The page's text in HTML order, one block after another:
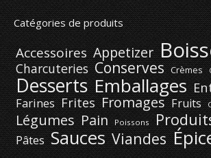
Catégories de produits
Accessoires Appetizer
Charcuteries Conserves Crèmes
Desserts Emballages
Farines Frites Fromages Fruits
Légumes Pain Poissons
Pâtes Sauces Viandes